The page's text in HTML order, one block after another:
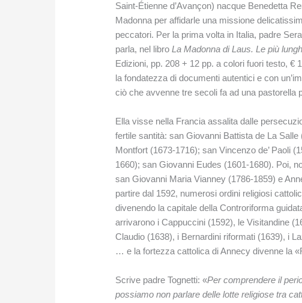
Saint-Étienne d’Avançon) nacque Benedetta
Madonna per affidarle una missione
peccatori. Per la prima volta in Italia, padre
parla, nel libroLa Madonna di Laus. Le più
Edizioni, pp. 208 + 12 pp. a colori fuori testo, €
la fondatezza di documenti autentici e con
ciò che avvenne tre secoli fa ad una pastorella
Ella visse nella Francia assalita dalle
fertile santità: san Giovanni Battista de La
Montfort (1673-1716); san Vincenzo de’ Paoli
1660); san Giovanni Eudes (1601-1680). Poi,
san Giovanni Maria Vianney (1786-1859) e
partire dal 1592, numerosi ordini religiosi
divenendo la capitale della Controriforma
arrivarono i Cappuccini (1592), le Visitandine
Claudio (1638), i Bernardini riformati (1639), i
… e la fortezza cattolica di Annecy divenne la
Scrive padre Tognetti: «Per comprendere il
possiamo non parlare delle lotte religiose tra